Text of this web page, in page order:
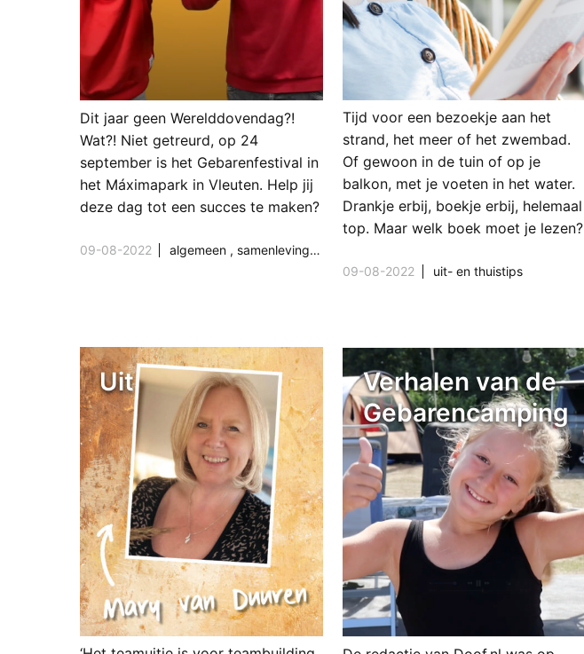
Dit jaar geen Werelddovendag?!
Wat?! Niet getreurd, op 24
september is het Gebarenfestival in
het Máximapark in Vleuten. Help jij
deze dag tot een succes te maken?
09-08-2022 algemeen , samenleving & maatschappij
Tijd voor een bezoekje aan het
strand, het meer of het zwembad.
Of gewoon in de tuin of op je
balkon, met je voeten in het water.
Drankje erbij, boekje erbij, helemaal
top. Maar welk boek moet je lezen?
09-08-2022 uit- en thuistips
Uit
Verhalen van de
Gebarencamping